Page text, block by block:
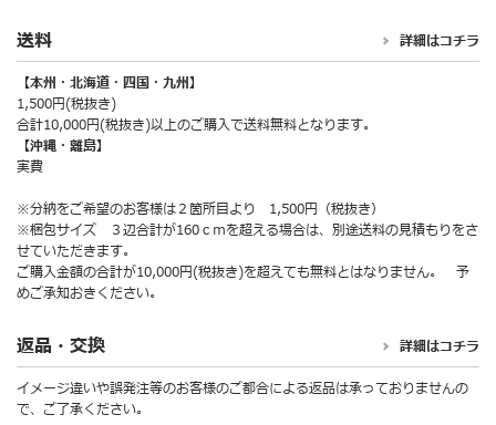
送料 詳細はコチラ
【本州・北海道・四国・九州】
1,500円(税抜き)
合計10,000円(税抜き)以上のご購入で送料無料となります。
【沖縄・離島】
実費
※分納をご希望のお客様は２箇所目より 1,500円（税抜き）
※梱包サイズ ３辺合計が160ｃｍを超える場合は、別途送料の見積もりをさ
せていただきます。
ご購入金額の合計が10,000円(税抜き)を超えても無料とはなりません。 予
めご承知おきください。
返品・交換 詳細はコチラ
イメージ違いや誤発注等のお客様のご都合による返品は承っておりませんの
で、ご了承ください。